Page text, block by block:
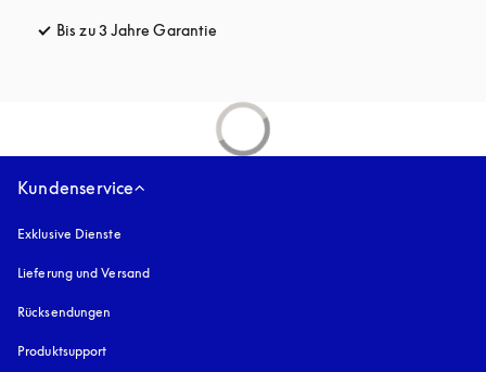
Bis zu 3 Jahre Garantie
Kundenservice
Exklusive Dienste
Lieferung und Versand
Rücksendungen
Produktsupport